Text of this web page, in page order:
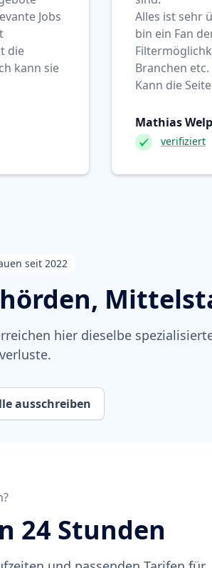
Jobs
die
kann sie
Alles ist sehr
bin ein Fan
Branchen
Kann die
Mathias Welp
verifiziert
seit 2022
hier dieselbe
ausschreiben
24 Stunden